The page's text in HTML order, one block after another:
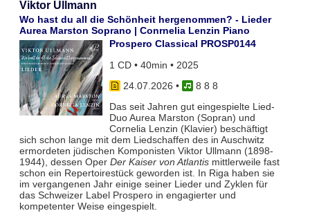
Viktor Ullmann
Wo hast du all die Schönheit hergenommen? - Lieder
Aurea Marston Soprano | Conrnelia Lenzin Piano
Prospero Classical PROSP0144
1 CD • 40min • 2025
24.07.2026 •
8 8 8
Das seit Jahren gut eingespielte Lied-
Duo Aurea Marston (Sopran) und
Cornelia Lenzin (Klavier) beschäftigt
sich schon lange mit dem Liedschaffen des in Auschwitz
ermordeten jüdischen Komponisten Viktor Ullmann (1898-
1944), dessen Oper Der Kaiser von Atlantismittlerweile fast
schon ein Repertoirestück geworden ist. In Riga haben sie
im vergangenen Jahr einige seiner Lieder und Zyklen für
das Schweizer Label Prospero in engagierter und
kompetenter Weise eingespielt.